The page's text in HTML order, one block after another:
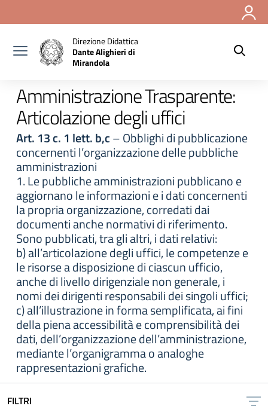
Direzione Didattica
Dante Alighieri di
Mirandola
Amministrazione Trasparente:
Articolazione degli uffici
Art. 13 c. 1 lett. b,c– Obblighi di pubblicazione
concernenti l’organizzazione delle pubbliche
amministrazioni
1. Le pubbliche amministrazioni pubblicano e
aggiornano le informazioni e i dati concernenti
la propria organizzazione, corredati dai
documenti anche normativi di riferimento.
Sono pubblicati, tra gli altri, i dati relativi:
b) all’articolazione degli uffici, le competenze e
le risorse a disposizione di ciascun ufficio,
anche di livello dirigenziale non generale, i
nomi dei dirigenti responsabili dei singoli uffici;
c) all’illustrazione in forma semplificata, ai fini
della piena accessibilità e comprensibilità dei
dati, dell’organizzazione dell’amministrazione,
mediante l’organigramma o analoghe
rappresentazioni grafiche.
FILTRI